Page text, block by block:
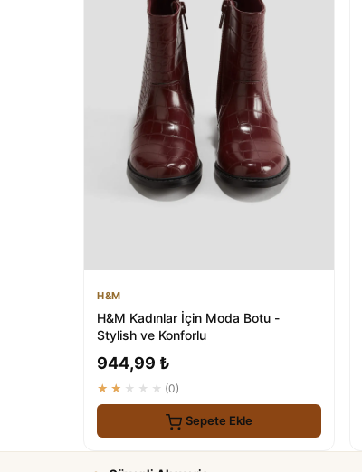
H&M
H&M Kadınlar İçin Moda Botu -
Stylish ve Konforlu
944,99 ₺
★★★★★ (0)
Sepete Ekle